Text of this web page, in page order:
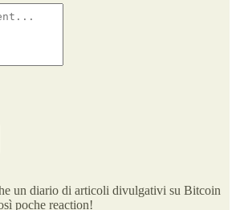
un diario di articoli divulgativi su Bitcoin
poche reaction!